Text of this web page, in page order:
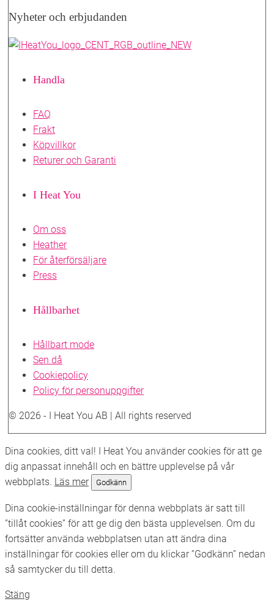
Nyheter och erbjudanden
Handla
FAQ
Frakt
Köpvillkor
Returer och Garanti
I Heat You
Om oss
Heather
För återförsäljare
Press
Hållbarhet
Hållbart mode
Sen då
Cookiepolicy
Policy för personuppgifter
© 2026 - I Heat You AB | All rights reserved
till
toppen
Dina cookies, ditt val! I Heat You använder cookies för att ge
dig anpassat innehåll och en bättre upplevelse på vår
webbplats. Läs mer Godkänn
Dina cookie-inställningar för denna webbplats är satt till
”tillåt cookies” för att ge dig den bästa upplevelsen. Om du
fortsätter använda webbplatsen utan att ändra dina
inställningar för cookies eller om du klickar ”Godkänn” nedan
så samtycker du till detta.
Stäng